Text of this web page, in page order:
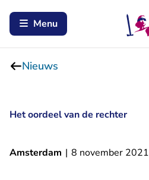
Menu
Nieuws
Het oordeel van de rechter
Amsterdam | 8 november 2021